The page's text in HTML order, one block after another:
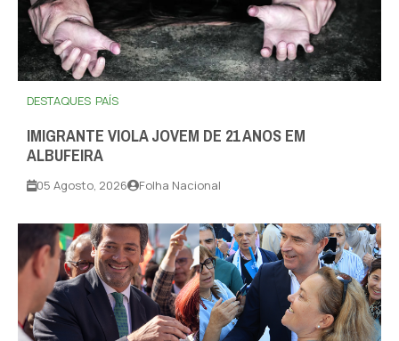
DESTAQUES PAÍS
IMIGRANTE VIOLA JOVEM DE 21 ANOS EM
ALBUFEIRA
05 Agosto, 2026 Folha Nacional